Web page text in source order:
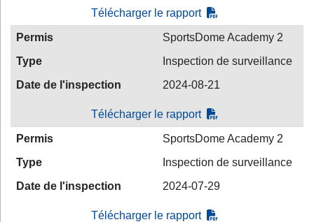
Télécharger le rapport
Permis
SportsDome Academy 2
Type
Inspection de surveillance
Date de l'inspection
2024-08-21
Télécharger le rapport
Permis
SportsDome Academy 2
Type
Inspection de surveillance
Date de l'inspection
2024-07-29
Télécharger le rapport